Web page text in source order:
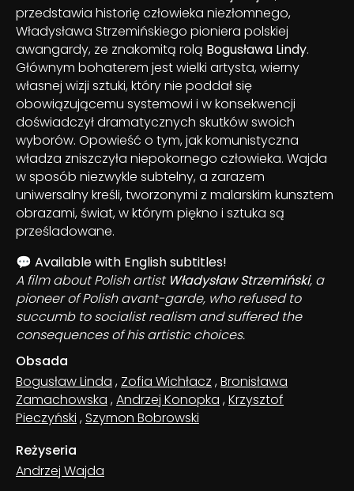
przedstawia historię człowieka niezłomnego,
Władysława Strzemińskiego pioniera polskiej
awangardy, ze znakomitą rolą Bogusława Lindy.
Głównym bohaterem jest wielki artysta, wierny
własnej wizji sztuki, który nie poddał się
obowiązującemu systemowi i w konsekwencji
doświadczył dramatycznych skutków swoich
wyborów. Opowieść o tym, jak komunistyczna
władza zniszczyła niepokornego człowieka. Wajda
w sposób niezwykle subtelny, a zarazem
uniwersalny kreśli, tworzonymi z malarskim kunsztem
obrazami, świat, w którym piękno i sztuka są
prześladowane.
💬 Available with English subtitles!
A film about Polish artist Władysław Strzemiński, a
pioneer of Polish avant-garde, who refused to
succumb to socialist realism and suffered the
consequences of his artistic choices.
Obsada
Bogusław Linda , Zofia Wichłacz ,Bronisława
Zamachowska ,Andrzej Konopka ,Krzysztof
Pieczyński ,Szymon Bobrowski
Reżyseria
Andrzej Wajda